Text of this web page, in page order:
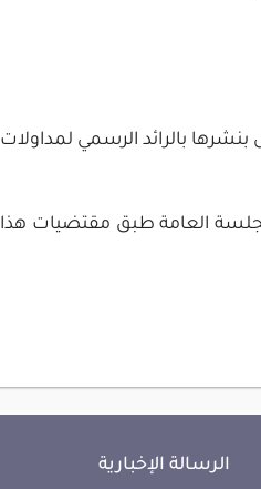
بنشرها بالرائد الرسمي لمداولات
العامة طبق مقتضيات هذا
الرسالة الإخبارية